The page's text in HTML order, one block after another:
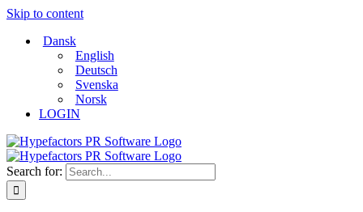
Skip to content
Dansk
English
Deutsch
Svenska
Norsk
LOGIN
Search for: